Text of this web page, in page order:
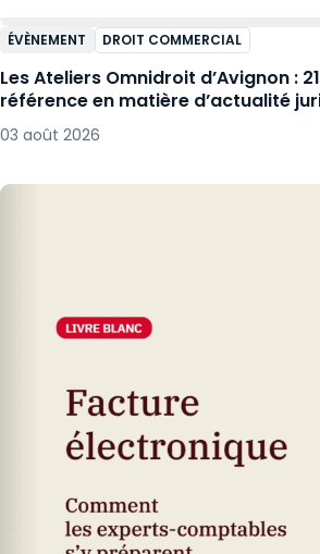
ÉVÈNEMENT DROIT COMMERCIAL
Les Ateliers Omnidroit d’Avignon :
référence en matière d’actualité
fiscale !
03 août 2026